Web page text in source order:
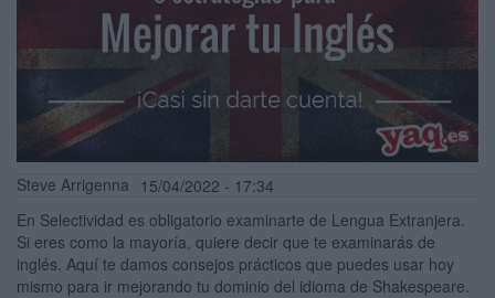
Steve Arrigenna 15/04/2022 - 17:34
En Selectividad es obligatorio examinarte de Lengua Extranjera.
Si eres como la mayoría, quiere decir que te examinarás de
inglés. Aquí te damos consejos prácticos que puedes usar hoy
mismo para ir mejorando tu dominio del idioma de Shakespeare.